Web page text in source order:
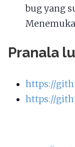
bug yang
Pranala
https://
https://